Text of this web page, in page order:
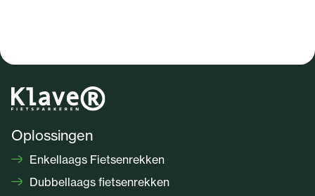
Oplossingen
Enkellaags Fietsenrekken
Dubbellaags fietsenrekken